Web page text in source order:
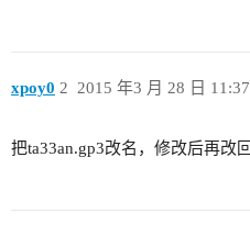
xpoy0 2015 年3 月 28 日 11:37
2
把ta33an.gp3改名，修改后再改回